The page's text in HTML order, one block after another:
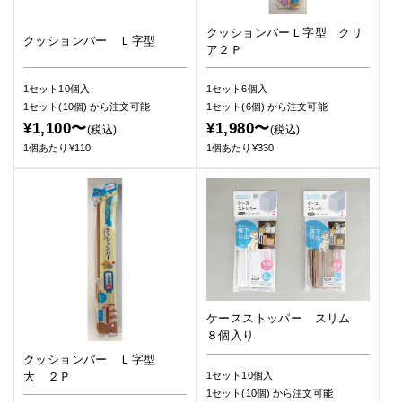
クッションバー Ｌ字型
1セット10個入
1セット(10個)から注文可能
¥1,100〜(税込)
1個あたり¥110
クッションバーＬ字型 クリ
ア２Ｐ
1セット6個入
1セット(6個) から注文可能
¥1,980〜(税込)
1個あたり¥330
クッションバー Ｌ字型
大 ２Ｐ
ケースストッパー スリム
８個入り
1セット10個入
1セット(10個)から注文可能